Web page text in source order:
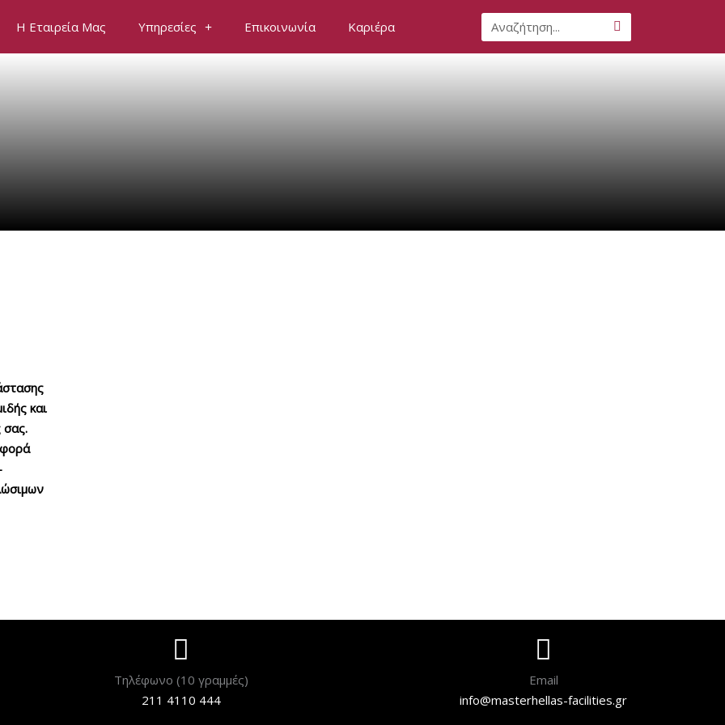
Η Εταιρεία Μας Υπηρεσίες Επικοινωνία Καριέρα
Search
και
σας.
Τηλέφωνο (10 γραμμές)
211 4110 444
Email
info@masterhellas-facilities.gr